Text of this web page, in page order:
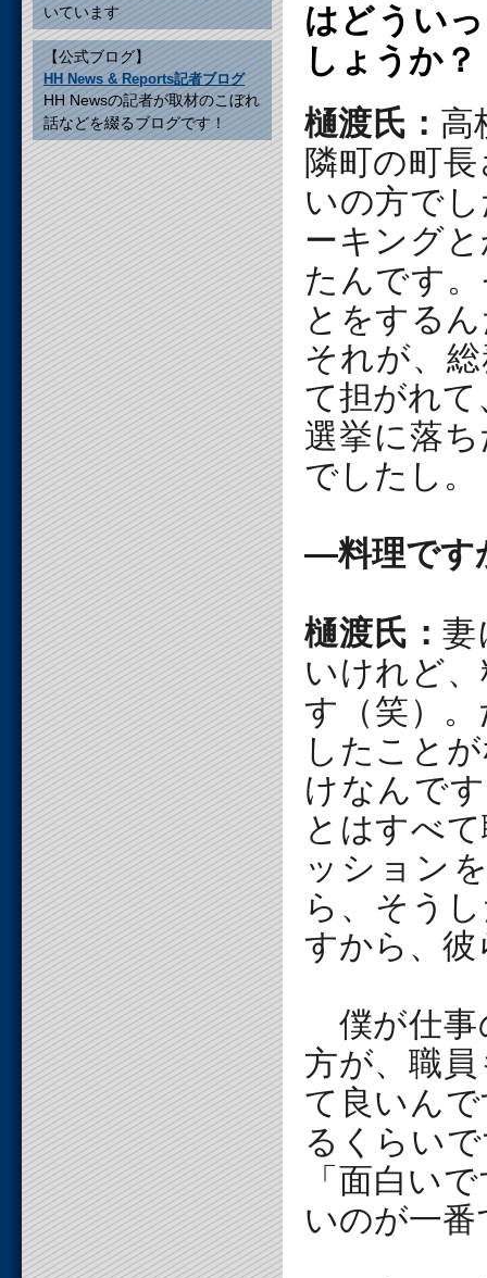
いています
【公式ブログ】
HH News & Reports記者ブログ
HH Newsの記者が取材のこぼれ
話などを綴るブログです！
はどうい
しょうか？
樋渡氏： 高
隣町の町
いの方で
ーキング
たんです
とをする
それが、
て担がれ
選挙に落
でしたし。
―料理です
樋渡氏：妻
いけれど
す（笑）
したこと
けなんで
とはすべ
ッション
ら、そう
すから、
僕が仕事
方が、職
て良いん
るくらい
「面白い
いのが一番